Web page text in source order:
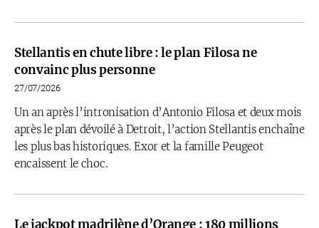
Stellantis en chute libre : le plan Filosa ne
convainc plus personne
27/07/2026
Un an après l’intronisation d’Antonio Filosa et deux mois
après le plan dévoilé à Detroit, l’action Stellantis enchaîne
les plus bas historiques. Exor et la famille Peugeot
encaissent le choc.
Le jackpot madrilène d’Orange : 180 millions